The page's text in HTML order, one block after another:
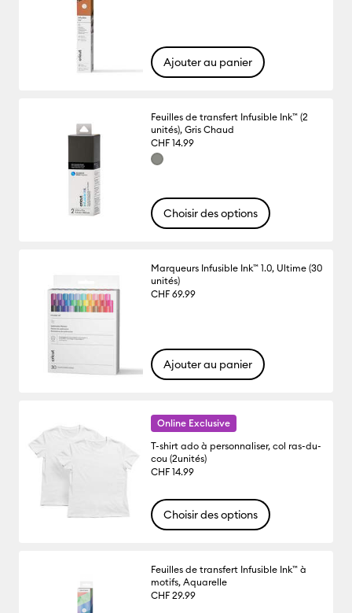
Ajouter au panier
Feuilles de transfert Infusible Ink™ (2
unités), Gris Chaud
CHF 14.99
Choisir des options
Marqueurs Infusible Ink™ 1.0, Ultime (30
unités)
CHF 69.99
Ajouter au panier
Online Exclusive
T-shirt ado à personnaliser, col ras-du-
cou (2unités)
CHF 14.99
Choisir des options
Feuilles de transfert Infusible Ink™ à
motifs, Aquarelle
CHF 29.99